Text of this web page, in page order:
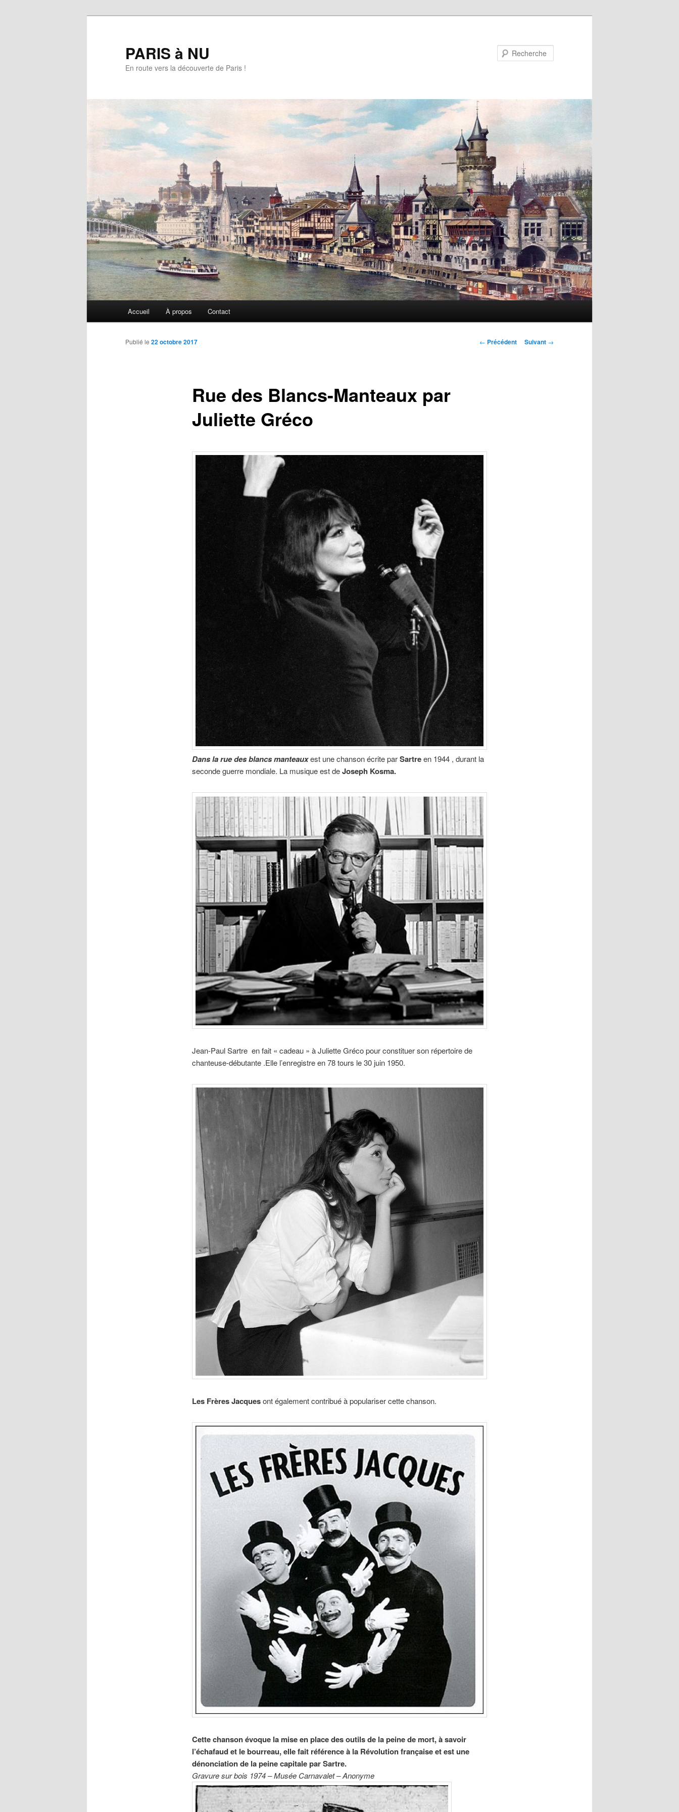
PARIS à NU
En route vers la découverte de Paris !
Accueil À propos Contact
Navigation
← Précédent Suivant →
Rue des Blancs-Manteaux par
Juliette Gréco
Publié le 22 octobre 2017
Dans la rue des blancs manteauxest une chanson écrite parSartreen 1944 , durant la
seconde guerre mondiale. La musique est deJoseph Kosma.
Jean-Paul Sartre en fait « cadeau » à Juliette Gréco pour constituer son répertoire de
chanteuse-débutante .Elle l’enregistre en 78 tours le 30 juin 1950.
Les Frères Jacquesont également contribué à populariser cette chanson.
Cette chanson évoque la mise en place des outils de la peine de mort, à savoir
l’échafaud et le bourreau, elle fait référence à la Révolution française et est une
dénonciation de la peine capitale par Sartre.
Gravure sur bois 1974 – Musée Carnavalet – Anonyme